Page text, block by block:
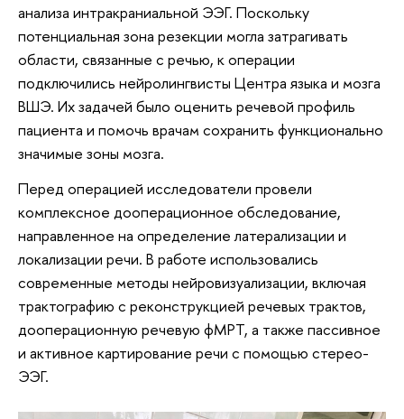
анализа интракраниальной ЭЭГ. Поскольку
потенциальная зона резекции могла затрагивать
области, связанные с речью, к операции
подключились нейролингвисты Центра языка и мозга
ВШЭ. Их задачей было оценить речевой профиль
пациента и помочь врачам сохранить функционально
значимые зоны мозга.
Перед операцией исследователи провели
комплексное дооперационное обследование,
направленное на определение латерализации и
локализации речи. В работе использовались
современные методы нейровизуализации, включая
трактографию с реконструкцией речевых трактов,
дооперационную речевую фМРТ, а также пассивное
и активное картирование речи с помощью стерео-
ЭЭГ.